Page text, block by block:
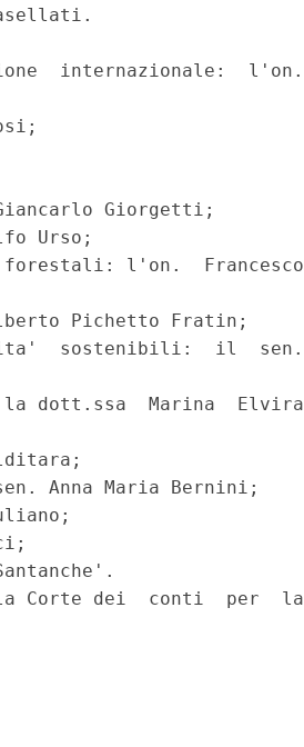
internazionale:  l'on.
Giorgetti;
Urso;
l'on.  Francesco
Pichetto Fratin;
sostenibili:  il  sen.
dott.ssa  Marina  Elvira
Anna Maria Bernini;
Corte dei  conti  per  la